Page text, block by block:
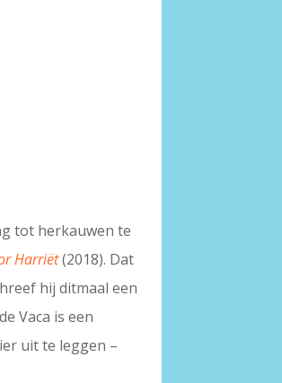
tot herkauwen te
Harriët(2018). Dat
hij ditmaal een
Vaca is een
uit te leggen –